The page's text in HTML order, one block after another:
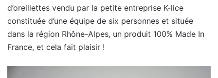
d’oreillettes vendu par la petite entreprise K-lice
constituée d’une équipe de six personnes et située
dans la région Rhône-Alpes, un produit 100% Made In
France, et cela fait plaisir !